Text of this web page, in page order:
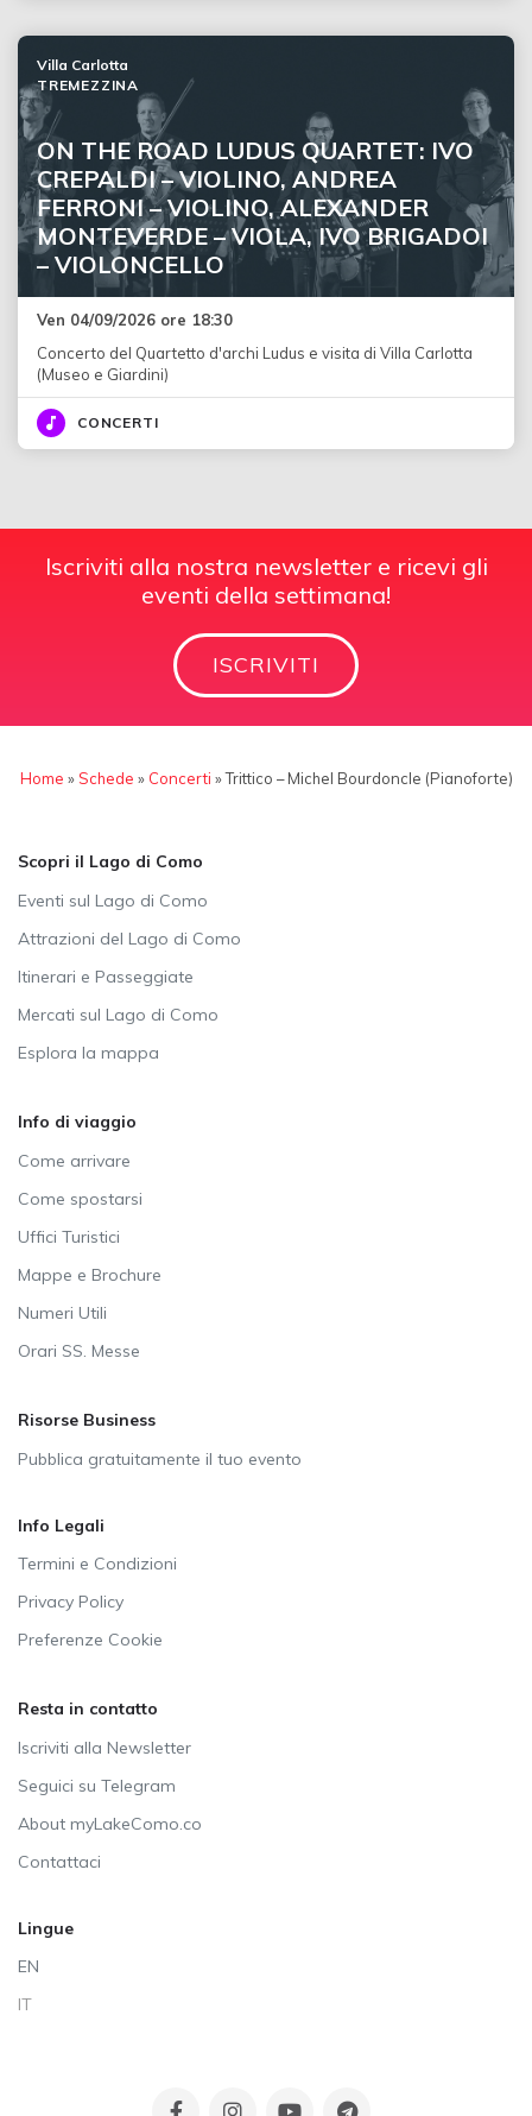
ON THE ROAD LUDUS QUARTET: IVO
CREPALDI – VIOLINO, ANDREA
FERRONI – VIOLINO, ALEXANDER
MONTEVERDE – VIOLA, IVO BRIGADOI
– VIOLONCELLO
Villa Carlotta
TREMEZZINA
Ven 04/09/2026 ore 18:30
Concerto del Quartetto d'archi Ludus e visita di Villa Carlotta
(Museo e Giardini)
CONCERTI
Iscriviti alla nostra newsletter e ricevi gli
eventi della settimana!
ISCRIVITI
Home »Schede » Concerti »Trittico – Michel Bourdoncle (Pianoforte)
Scopri il Lago di Como
Eventi sul Lago di Como
Attrazioni del Lago di Como
Itinerari e Passeggiate
Mercati sul Lago di Como
Esplora la mappa
Info di viaggio
Come arrivare
Come spostarsi
Uffici Turistici
Mappe e Brochure
Numeri Utili
Orari SS. Messe
Risorse Business
Pubblica gratuitamente il tuo evento
Info Legali
Termini e Condizioni
Privacy Policy
Preferenze Cookie
Resta in contatto
Iscriviti alla Newsletter
Seguici su Telegram
About myLakeComo.co
Contattaci
Lingue
EN
IT